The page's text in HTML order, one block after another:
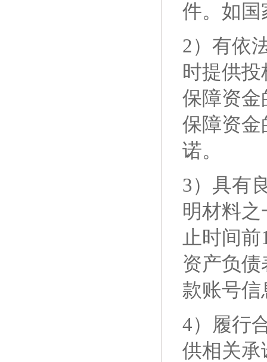
件。如国
2）有依
时提供
保障资金
保障资金
诺。
3）具有
明材料
止时间
资产负
款账号
4）履行
供相关承